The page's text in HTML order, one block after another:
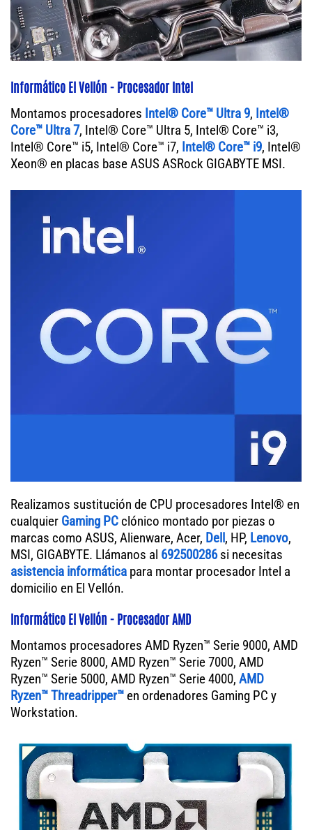
Informático El Vellón - Procesador Intel
Montamos procesadores Intel® Core™ Ultra 9, Intel®
Core™ Ultra 7, Intel® Core™ Ultra 5, Intel® Core™ i3,
Intel® Core™ i5, Intel® Core™ i7, Intel® Core™ i9, Intel®
Xeon® en placas base ASUS ASRock GIGABYTE MSI.
Realizamos sustitución de CPU procesadores Intel® en
cualquier Gaming PC clónico montado por piezas o
marcas como ASUS, Alienware, Acer, Dell, HP, Lenovo,
MSI, GIGABYTE. Llámanos al 692500286si necesitas
asistencia informática para montar procesador Intel a
domicilio en El Vellón.
Informático El Vellón - Procesador AMD
Montamos procesadores AMD Ryzen™ Serie 9000, AMD
Ryzen™ Serie 8000, AMD Ryzen™ Serie 7000, AMD
Ryzen™ Serie 5000, AMD Ryzen™ Serie 4000, AMD
Ryzen™ Threadripper™ en ordenadores Gaming PC y
Workstation.